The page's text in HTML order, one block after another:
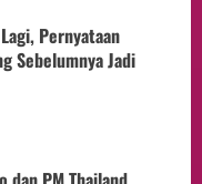
PM Thailand
ketahan
Kerjasama